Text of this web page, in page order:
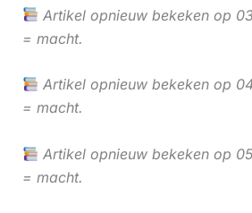
Artikel opnieuw bekeken op
= macht.
Artikel opnieuw bekeken op
= macht.
Artikel opnieuw bekeken op
= macht.